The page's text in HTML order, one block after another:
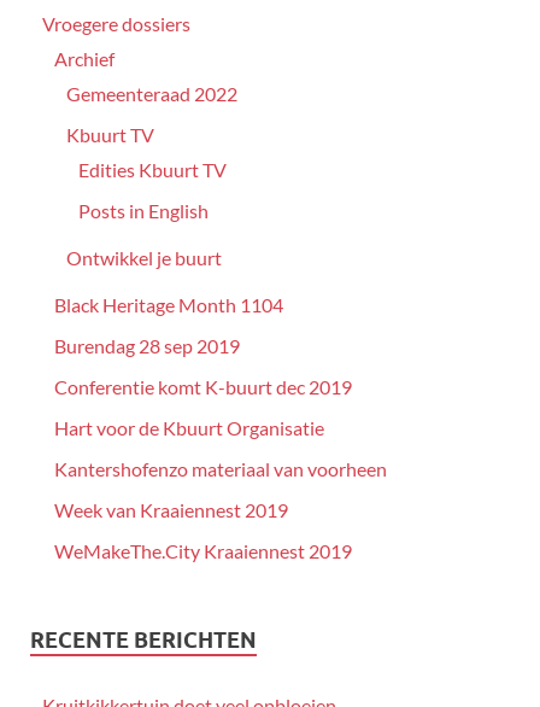
Vroegere dossiers
Archief
Gemeenteraad 2022
Kbuurt TV
Edities Kbuurt TV
Posts in English
Ontwikkel je buurt
Black Heritage Month 1104
Burendag 28 sep 2019
Conferentie komt K-buurt dec 2019
Hart voor de Kbuurt Organisatie
Kantershofenzo materiaal van voorheen
Week van Kraaiennest 2019
WeMakeThe.City Kraaiennest 2019
RECENTE BERICHTEN